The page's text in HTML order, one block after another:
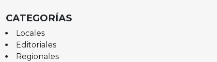
CATEGORÍAS
Locales
Editoriales
Regionales